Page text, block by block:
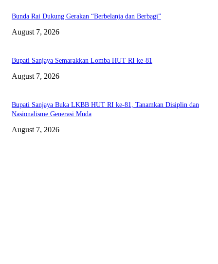
Bunda Rai Dukung Gerakan “Berbelanja dan Berbagi”
August 7, 2026
Bupati Sanjaya Semarakkan Lomba HUT RI ke-81
August 7, 2026
Bupati Sanjaya Buka LKBB HUT RI ke-81, Tanamkan Disiplin dan
Nasionalisme Generasi Muda
August 7, 2026